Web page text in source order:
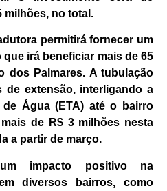
milhões, no total.
permitirá fornecer um
irá beneficiar mais de 65
dos Palmares. A tubulação
de extensão, interligando a
de Água (ETA) até o bairro
de R$ 3 milhões nesta
a partir de março.
impacto positivo na
diversos bairros, como